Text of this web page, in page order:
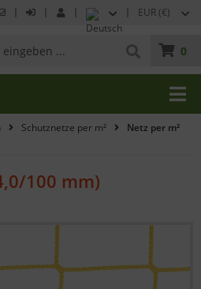
EUR (€)
0
Schutznetze per m²
Netz per m²
100 mm)